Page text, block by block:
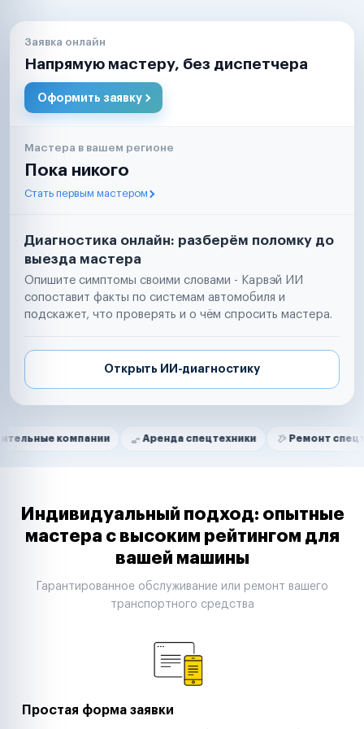
Заявка онлайн
Напрямую мастеру, без диспетчера
Оформить заявку
Мастера в вашем регионе
Пока никого
Стать первым мастером
Диагностика онлайн: разберём поломку до
выезда мастера
Опишите симптомы своими словами - Карвэй ИИ
сопоставит факты по системам автомобиля и
подскажет, что проверять и о чём спросить мастера.
Открыть ИИ-диагностику
Нам доверяют
Аренда спецтехники Ремонт спецтехники
Маркетплейсы
Таксопарки
Автодилеры
Строительные компании
Аренда спецтехники
Индивидуальный подход: опытные
мастера с высоким рейтингом для
вашей машины
Гарантированное обслуживание или ремонт вашего
транспортного средства
Простая форма заявки